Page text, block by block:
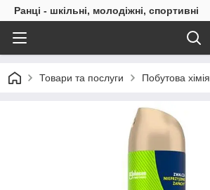
Ранці - шкільні, молодіжні, спортивні
Товари та послуги Побутова хімія